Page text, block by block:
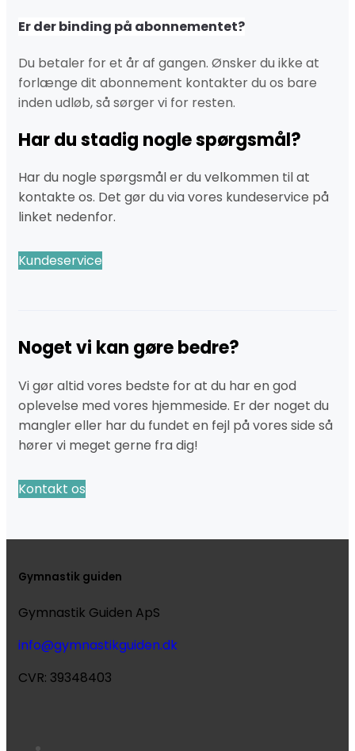
Er der binding på abonnementet?
Du betaler for et år af gangen. Ønsker du ikke at
forlænge dit abonnement kontakter du os bare
inden udløb, så sørger vi for resten.
Har du stadig nogle spørgsmål?
Har du nogle spørgsmål er du velkommen til at
kontakte os. Det gør du via vores kundeservice på
linket nedenfor.
Kundeservice
Noget vi kan gøre bedre?
Vi gør altid vores bedste for at du har en god
oplevelse med vores hjemmeside. Er der noget du
mangler eller har du fundet en fejl på vores side så
hører vi meget gerne fra dig!
Kontakt os
Gymnastik guiden
Gymnastik Guiden ApS
info@gymnastikguiden.dk
CVR: 39348403